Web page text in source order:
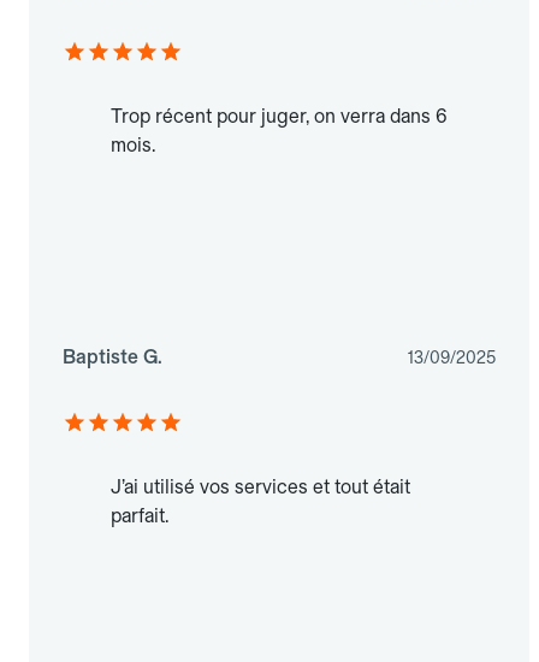
Trop récent pour juger, on verra dans 6
mois.
Baptiste G. 13/09/2025
J’ai utilisé vos services et tout était
parfait.